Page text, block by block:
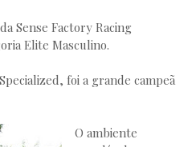
Sense Factory Racing
Elite Masculino.
foi a grande campeã
O ambiente